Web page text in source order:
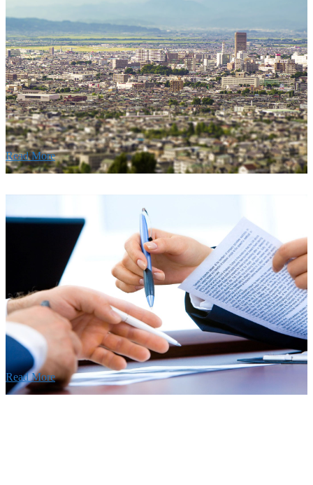
の歴史ある実績・建設技術と、旧カネフジハウス
利くフットワークが結びついた新しい建設会社で
Read More
採用情報
あなたの実力を発揮してみませんか？幅広い人材
います。特に建設業の営業経験者、技術者の方を
す。
Read More